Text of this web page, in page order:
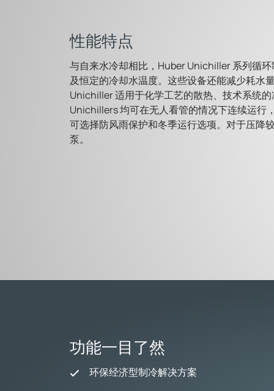
性能特点
与自来水冷却相比，Huber Unichiller 系列循
及恒定的冷却水温度。这些设备还能减少耗水
Unichiller 适用于化学工艺的散热、技术系统
Unichillers 均可在无人看管的情况下连续运行
可选择防风雨保护和冬季运行选项。对于压降
泵。
功能一目了然
环保经济型制冷解决方案